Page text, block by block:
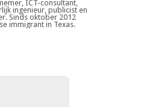
ICT-consultant,
ingenieur, publicist en
Sinds oktober 2012
immigrant in Texas.